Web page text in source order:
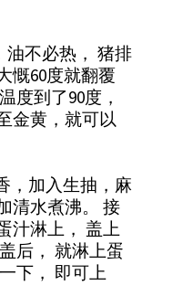
油不必热， 猪排
慨60度就翻覆
度到了90度，
金黄，就可以
，加入生抽，麻
清水煮沸。 接
汁淋上， 盖上
后， 就淋上蛋
下， 即可上